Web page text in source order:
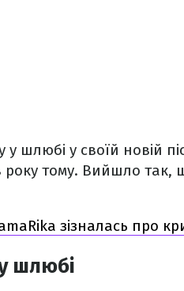
шлюбі у своїй новій
року тому. Вийшло так,
зізналась про
шлюбі